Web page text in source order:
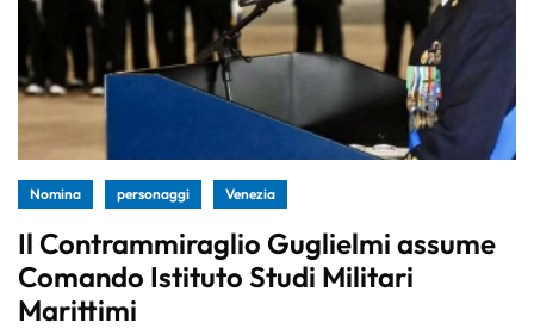
Nomina personaggi Venezia
Il Contrammiraglio Guglielmi assume
Comando Istituto Studi Militari
Marittimi